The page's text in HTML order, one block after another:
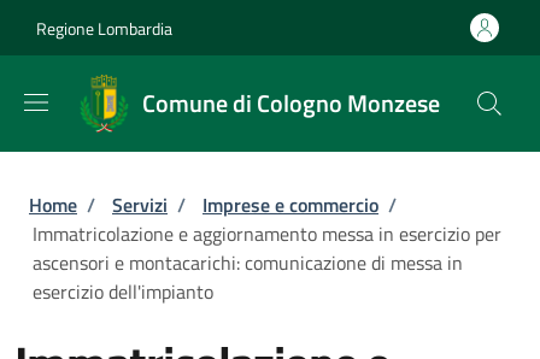
Regione Lombardia
Comune di Cologno Monzese
Briciole di pane
Home / Servizi / Imprese e commercio /
Immatricolazione e aggiornamento messa in esercizio per
ascensori e montacarichi: comunicazione di messa in
esercizio dell'impianto